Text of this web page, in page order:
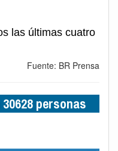
las últimas cuatro
Fuente: BR Prensa
personas